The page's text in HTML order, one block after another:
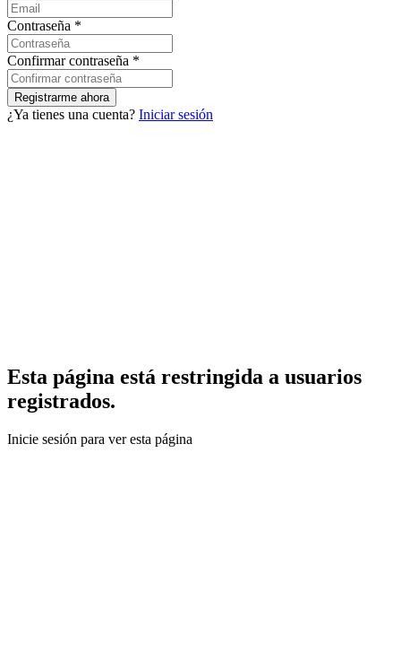
Contraseña *
Confirmar contraseña *
¿Ya tienes una cuenta? Iniciar sesión
Esta página está restringida a usuarios
registrados.
Inicie sesión para ver esta página